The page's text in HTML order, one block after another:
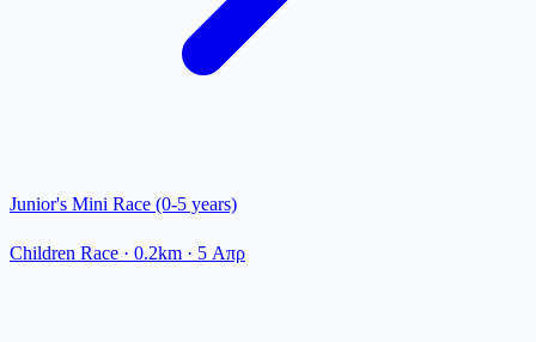
Junior's Mini Race (0-5 years)
Children Race · 0.2km · 5 Απρ